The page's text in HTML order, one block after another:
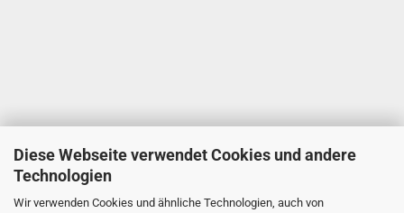
Diese Webseite verwendet Cookies und andere
Technologien
Wir verwenden Cookies und ähnliche Technologien, auch von